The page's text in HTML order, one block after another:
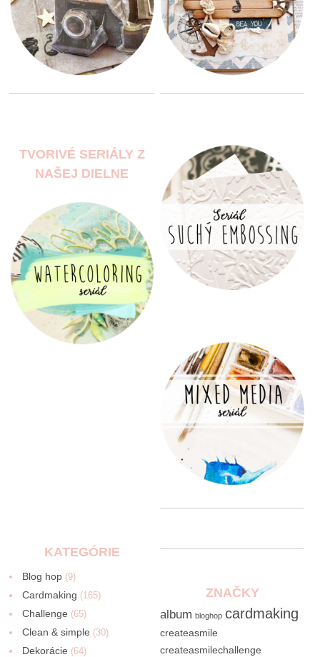
TVORIVÉ SERIÁLY Z
NAŠEJ DIELNE
KATEGÓRIE
Blog hop (9)
Cardmaking (165)
Challenge (65)
Clean & simple (30)
Dekorácie (64)
ZNAČKY
album bloghop cardmaking
createasmile
createasmilechallenge